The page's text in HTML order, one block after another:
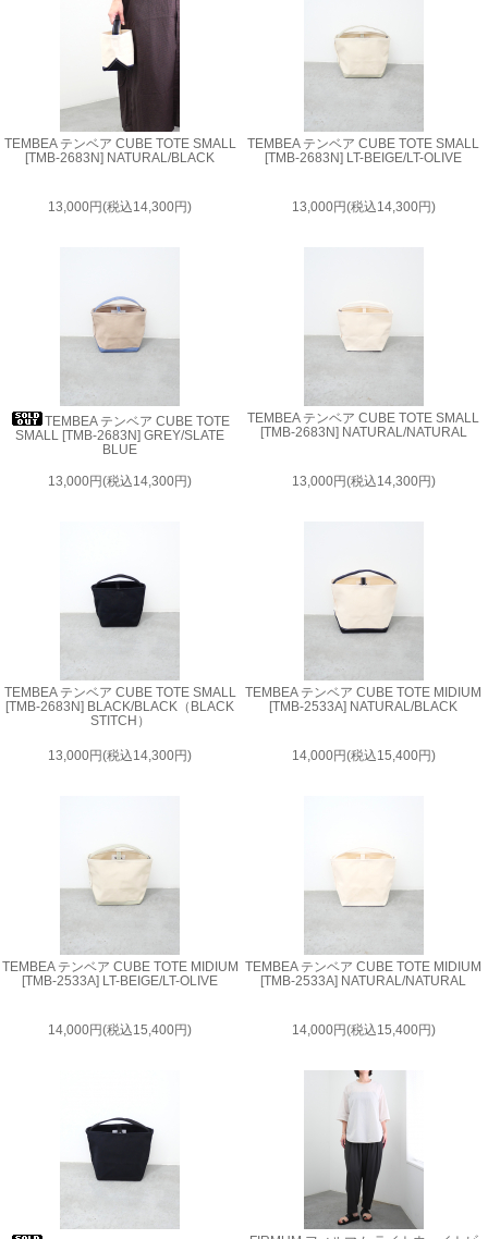
TEMBEA テンベア CUBE TOTE SMALL
[TMB-2683N] NATURAL/BLACK
13,000円(税込14,300円)
TEMBEA テンベア CUBE TOTE SMALL
[TMB-2683N] LT-BEIGE/LT-OLIVE
13,000円(税込14,300円)
TEMBEA テンベア CUBE TOTE
SMALL [TMB-2683N] GREY/SLATE
BLUE
13,000円(税込14,300円)
TEMBEA テンベア CUBE TOTE SMALL
[TMB-2683N] NATURAL/NATURAL
13,000円(税込14,300円)
TEMBEA テンベア CUBE TOTE SMALL
[TMB-2683N] BLACK/BLACK（BLACK
STITCH）
13,000円(税込14,300円)
TEMBEA テンベア CUBE TOTE MIDIUM
[TMB-2533A] NATURAL/BLACK
14,000円(税込15,400円)
TEMBEA テンベア CUBE TOTE MIDIUM
[TMB-2533A] LT-BEIGE/LT-OLIVE
14,000円(税込15,400円)
TEMBEA テンベア CUBE TOTE MIDIUM
[TMB-2533A] NATURAL/NATURAL
14,000円(税込15,400円)